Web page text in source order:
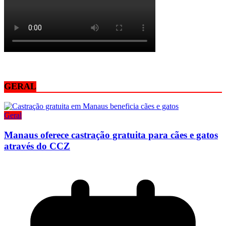
GERAL
Geral
Manaus oferece castração gratuita para cães e gatos
através do CCZ